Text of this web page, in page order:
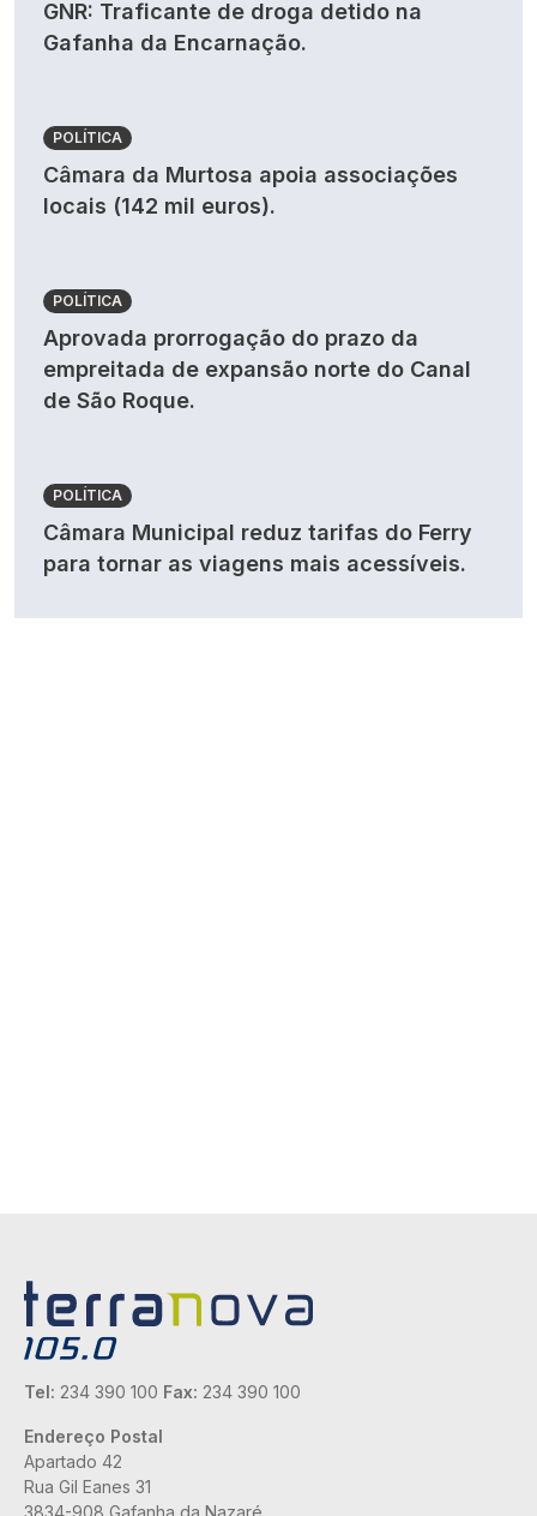
GNR: Traficante de droga detido na
Gafanha da Encarnação.
POLÍTICA
Câmara da Murtosa apoia associações
locais (142 mil euros).
POLÍTICA
Aprovada prorrogação do prazo da
empreitada de expansão norte do Canal
de São Roque.
POLÍTICA
Câmara Municipal reduz tarifas do Ferry
para tornar as viagens mais acessíveis.
Tel: 234 390 100 Fax: 234 390 100
Endereço Postal
Apartado 42
Rua Gil Eanes 31